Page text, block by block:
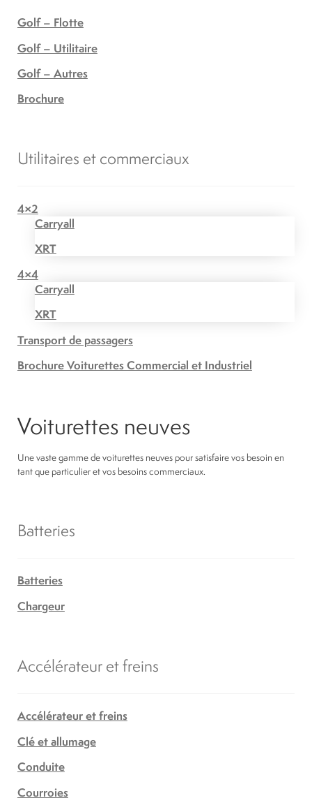
Golf – Flotte
Golf – Utilitaire
Golf – Autres
Brochure
Utilitaires et commerciaux
4×2
Carryall
XRT
4×4
Carryall
XRT
Transport de passagers
Brochure Voiturettes Commercial et Industriel
Voiturettes neuves
Une vaste gamme de voiturettes neuves pour satisfaire vos besoin en
tant que particulier et vos besoins commerciaux.
Batteries
Batteries
Chargeur
Accélérateur et freins
Accélérateur et freins
Clé et allumage
Conduite
Courroies